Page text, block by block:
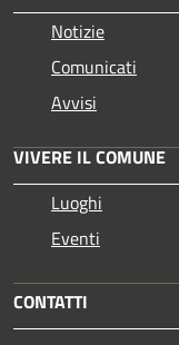
Notizie
Comunicati
Avvisi
VIVERE IL COMUNE
Luoghi
Eventi
CONTATTI